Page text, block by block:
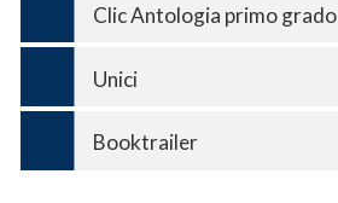
Clic Antologia primo grado
Unici
Booktrailer